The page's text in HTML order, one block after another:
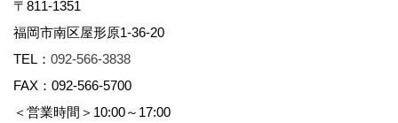
〒811-1351
福岡市南区屋形原1-36-20
TEL： 092-566-3838
FAX：092-566-5700
＜営業時間＞10:00～17:00